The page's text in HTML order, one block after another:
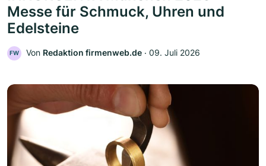
Messe für Schmuck, Uhren und
Edelsteine
FW Von Redaktion firmenweb.de ‧ 09. Juli 2026